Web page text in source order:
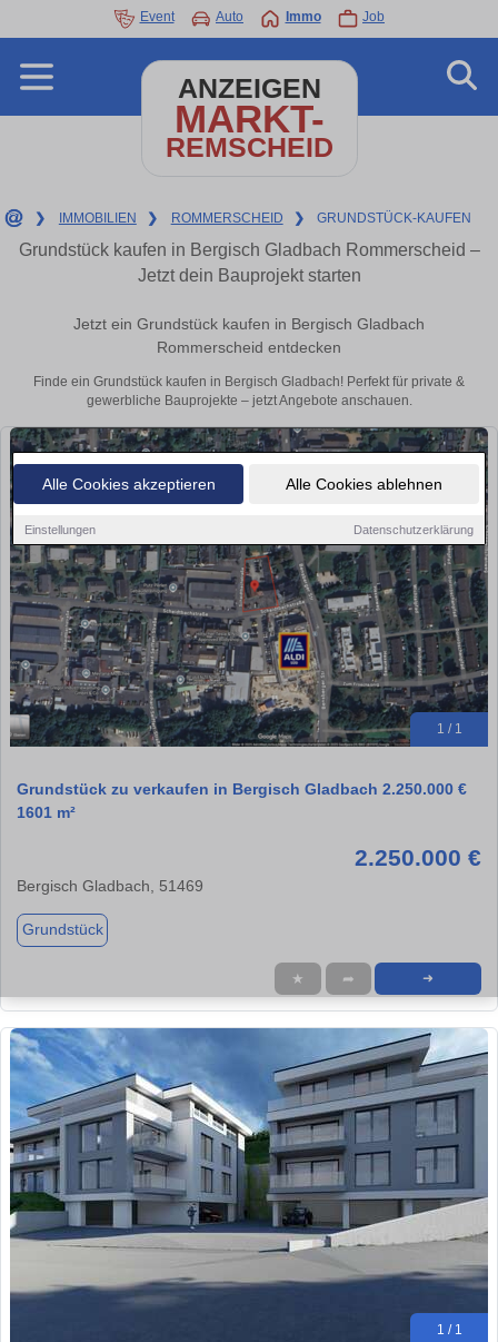
Alle Cookies akzeptieren Alle Cookies ablehnen
Einstellungen Datenschutzerklärung
Event Auto Immo Job
ANZEIGEN
MARKT-
REMSCHEID
❯ IMMOBILIEN ❯ ROMMERSCHEID ❯ GRUNDSTÜCK-KAUFEN
Grundstück kaufen in Bergisch Gladbach Rommerscheid –
Jetzt dein Bauprojekt starten
Jetzt ein Grundstück kaufen in Bergisch Gladbach
Rommerscheid entdecken
Finde ein Grundstück kaufen in Bergisch Gladbach! Perfekt für private &
gewerbliche Bauprojekte – jetzt Angebote anschauen.
1 / 1
Grundstück zu verkaufen in Bergisch Gladbach 2.250.000 €
1601 m²
2.250.000 €
Bergisch Gladbach, 51469
Grundstück
★ ➦ ➜
1 / 1